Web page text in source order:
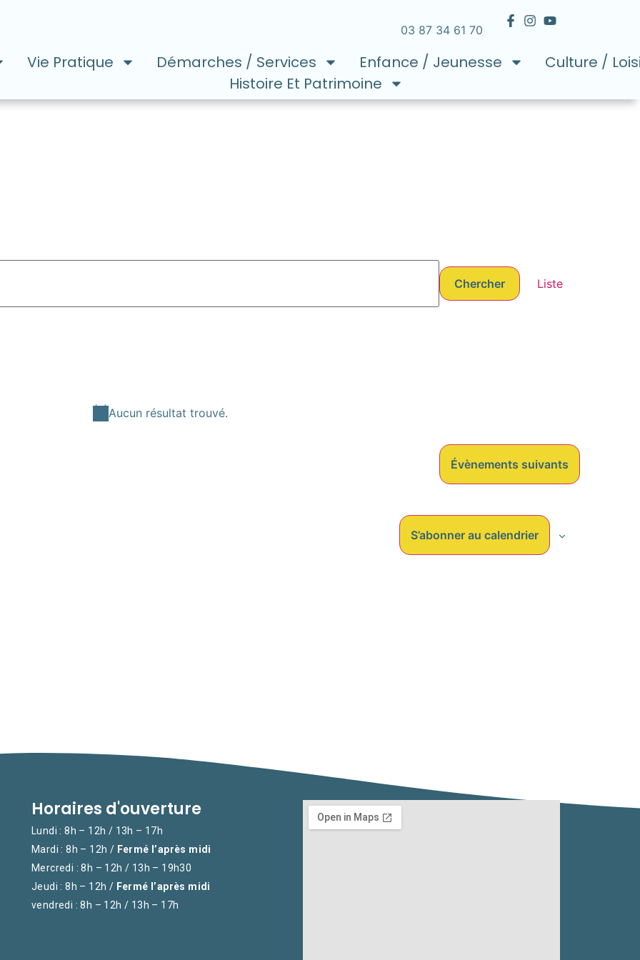
03 87 34 61 70
Vie Pratique Démarches / Services Enfance / Jeunesse
Culture /
Histoire Et Patrimoine
Notice
Aucun résultat trouvé.
Chercher
de
Liste
Évènements suivants
S’abonner au calendrier
Horaires d'ouverture
Lundi : 8h – 12h / 13h – 17h
Mardi : 8h – 12h / Fermé l’après midi
Mercredi : 8h – 12h / 13h – 19h30
Jeudi : 8h – 12h / Fermé l’après midi
vendredi : 8h – 12h / 13h – 17h